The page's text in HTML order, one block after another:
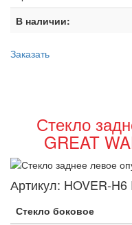
В наличии:
Заказать
Стекло
GREAT
Артикул: HOVER-H6
Стекло боковое